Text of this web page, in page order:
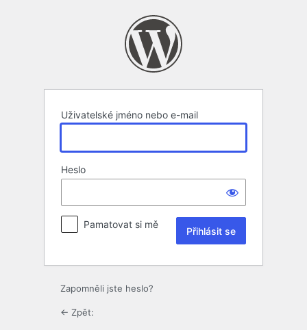
Uživatelské jméno nebo e-mail
Heslo
Pamatovat si mě
Zapomněli jste heslo?
← Zpět: